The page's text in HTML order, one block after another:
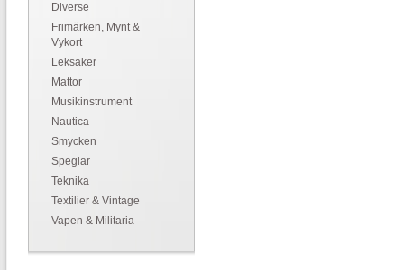
Diverse
Frimärken, Mynt &
Vykort
Leksaker
Mattor
Musikinstrument
Nautica
Smycken
Speglar
Teknika
Textilier & Vintage
Vapen & Militaria